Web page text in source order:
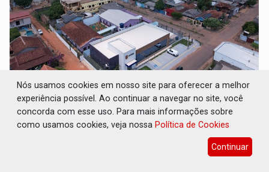
JUSTIÇA: Comarca de Nova Mamoré terá seu
primeiro júri popular
Geral 07 de Agosto de 2026 às 14:54
A 24ª comarca do Estado ainda julgará mais três casos a
partir do dia 12, na Câmara de Vereadores do município
Nós usamos cookies em nosso site para oferecer a melhor
experiência possível. Ao continuar a navegar no site, você
concorda com esse uso. Para mais informações sobre
como usamos cookies, veja nossa Política de Cookies
Continuar